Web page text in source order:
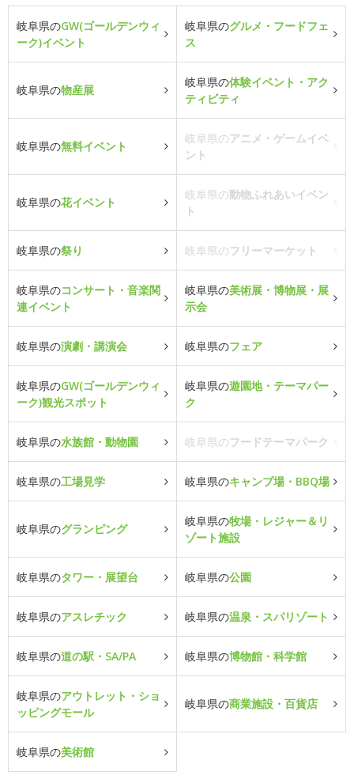
岐阜県のGW(ゴールデンウィ
ーク)イベント
岐阜県のグルメ・フードフェ
ス
岐阜県の物産展
岐阜県の体験イベント・アク
ティビティ
岐阜県の無料イベント
岐阜県のアニメ・ゲームイベ
ント
岐阜県の花イベント
岐阜県の動物ふれあいイベン
ト
岐阜県の祭り 岐阜県のフリーマーケット
岐阜県のコンサート・音楽関
連イベント
岐阜県の美術展・博物展・展
示会
岐阜県の演劇・講演会 岐阜県のフェア
岐阜県のGW(ゴールデンウィ
ーク)観光スポット
岐阜県の遊園地・テーマパー
ク
岐阜県の水族館・動物園 岐阜県のフードテーマパーク
岐阜県の工場見学 岐阜県のキャンプ場・BBQ場
岐阜県のグランピング
岐阜県の牧場・レジャー＆リ
ゾート施設
岐阜県のタワー・展望台 岐阜県の公園
岐阜県のアスレチック 岐阜県の温泉・スパリゾート
岐阜県の道の駅・SA/PA 岐阜県の博物館・科学館
岐阜県のアウトレット・ショ
ッピングモール
岐阜県の商業施設・百貨店
岐阜県の美術館